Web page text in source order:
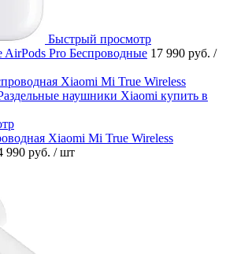
Быстрый просмотр
Pro Беспроводные 17 990 руб. /
Xiaomi Mi True Wireless
990 руб. / шт